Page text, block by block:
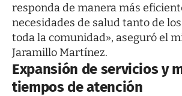
responda de manera más
necesidades de salud tanto de
toda la comunidad», aseguró el
Jaramillo Martínez.
Expansión de servicios y
tiempos de atención